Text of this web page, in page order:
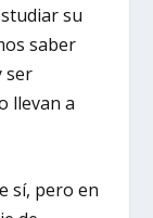
su
saber
ser
llevan a
sí, pero en